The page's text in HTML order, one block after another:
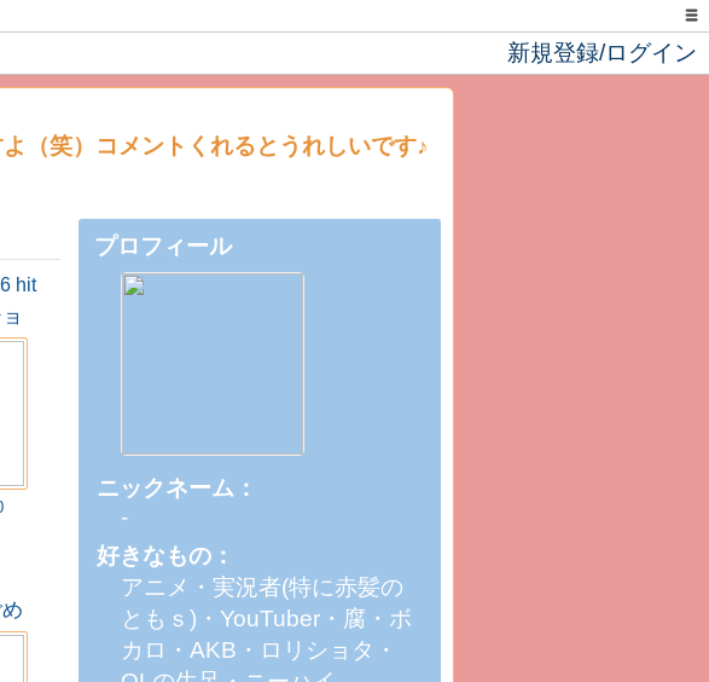
新規登録/ログイン
（笑）コメントくれるとうれしいです♪
hit
プロフィール
ニックネーム：
-
好きなもの：
アニメ・実況者(特に赤髪の
ともｓ)・YouTuber・腐・ボ
カロ・AKB・ロリショタ・